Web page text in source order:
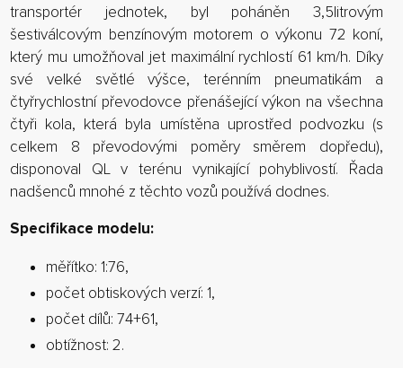
transportér jednotek, byl poháněn 3,5litrovým
šestiválcovým benzínovým motorem o výkonu 72 koní,
který mu umožňoval jet maximální rychlostí 61 km/h. Díky
své velké světlé výšce, terénním pneumatikám a
čtyřrychlostní převodovce přenášející výkon na všechna
čtyři kola, která byla umístěna uprostřed podvozku (s
celkem 8 převodovými poměry směrem dopředu),
disponoval QL v terénu vynikající pohyblivostí. Řada
nadšenců mnohé z těchto vozů používá dodnes.
Specifikace modelu:
měřítko: 1:76,
počet obtiskových verzí: 1,
počet dílů: 74+61,
obtížnost: 2.